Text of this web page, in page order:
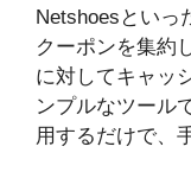
Netshoesといっ
クーポンを集約
に対してキャッ
ンプルなツール
用するだけで、